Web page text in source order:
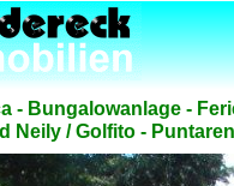
- Bungalowanlage -
Neily / Golfito -